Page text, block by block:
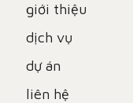
giới thiệu
dịch vụ
dự án
liên hệ